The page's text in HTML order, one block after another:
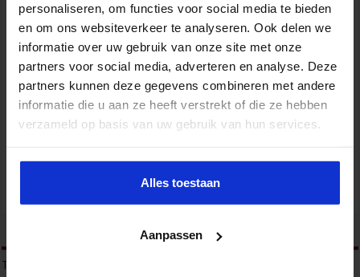
personaliseren, om functies voor social media te bieden
en om ons websiteverkeer te analyseren. Ook delen we
informatie over uw gebruik van onze site met onze
partners voor social media, adverteren en analyse. Deze
partners kunnen deze gegevens combineren met andere
informatie die u aan ze heeft verstrekt of die ze hebben
verzameld op basis van uw gebruik van hun services.
Alles toestaan
Aanpassen
Gebouwbeheer en veiligheid
VEILIGHEID
tweet
Tags